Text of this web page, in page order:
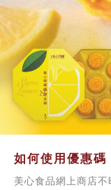
如何使用優惠碼
美心食品網上商店